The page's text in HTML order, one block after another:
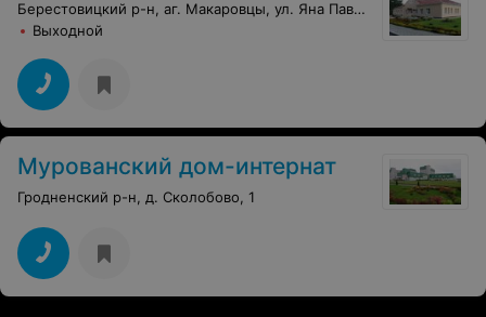
Берестовицкий р-н, аг. Макаровцы, ул. Яна Павла, 53
Выходной
Мурованский дом-интернат
Гродненский р-н, д. Сколобово, 1